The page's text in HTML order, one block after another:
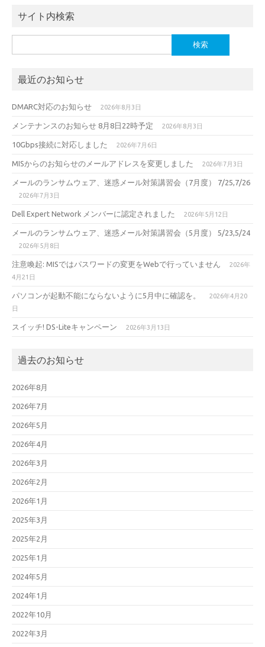
サイト内検索
索:
最近のお知らせ
DMARC対応のお知らせ 2026年8月3日
メンテナンスのお知らせ 8月8日22時予定 2026年8月3日
10Gbps接続に対応しました 2026年7月6日
MISからのお知らせのメールアドレスを変更しました 2026年7月3日
メールのランサムウェア、迷惑メール対策講習会（7月度） 7/25,7/26
2026年7月3日
Dell Expert Network メンバーに認定されました 2026年5月12日
メールのランサムウェア、迷惑メール対策講習会（5月度） 5/23,5/24
2026年5月8日
注意喚起: MISではパスワードの変更をWebで行っていません
2026年
4月21日
パソコンが起動不能にならないように5月中に確認を。
2026年4月20
日
スイッチ! DS-Liteキャンペーン 2026年3月13日
過去のお知らせ
2026年8月
2026年7月
2026年5月
2026年4月
2026年3月
2026年2月
2026年1月
2025年3月
2025年2月
2025年1月
2024年5月
2024年1月
2022年10月
2022年3月